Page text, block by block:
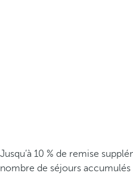
Jusqu’à 10 % de remise
nombre de séjours accumulés